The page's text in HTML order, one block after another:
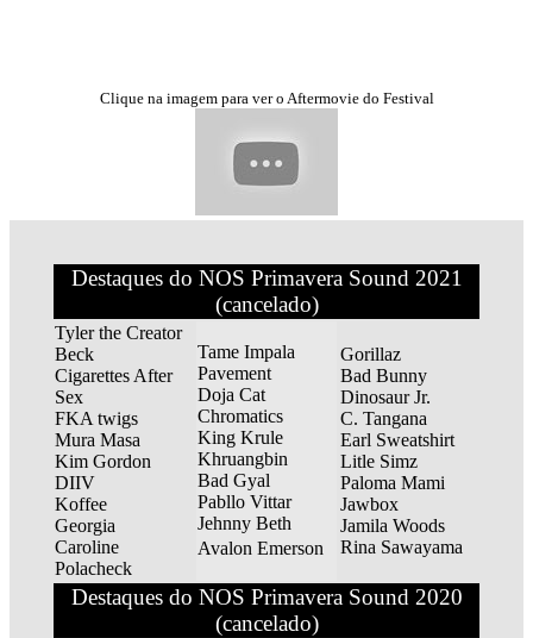
Clique na imagem para ver o Aftermovie do Festival
Destaques do NOS Primavera Sound 2021
(cancelado)
Tyler the Creator
Beck
Cigarettes After
Sex
FKA twigs
Mura Masa
Kim Gordon
DIIV
Koffee
Georgia
Caroline
Polacheck
Tame Impala
Pavement
Doja Cat
Chromatics
King Krule
Khruangbin
Bad Gyal
Pabllo Vittar
Jehnny Beth
Avalon Emerson
Gorillaz
Bad Bunny
Dinosaur Jr.
C. Tangana
Earl Sweatshirt
Litle Simz
Paloma Mami
Jawbox
Jamila Woods
Rina Sawayama
Destaques do NOS Primavera Sound 2020
(cancelado)